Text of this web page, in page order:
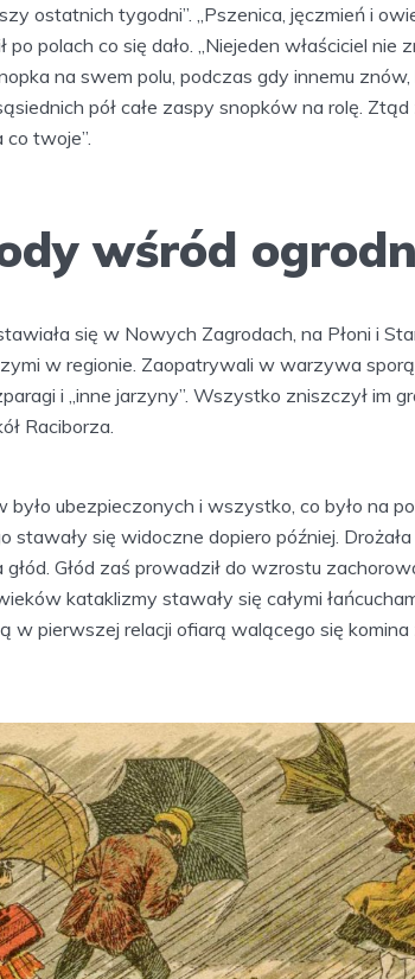
ostatnich tygodni”. „Pszenica, jęczmień i
po polach co się dało. „Niejeden właściciel nie
na swem polu, podczas gdy innemu
pół całe zaspy snopków na rolę.
twoje”.
wśród
się w Nowych Zagrodach, na Płoni i
w regionie. Zaopatrywali w warzywa
i „inne jarzyny”. Wszystko zniszczył im
Raciborza.
było ubezpieczonych i wszystko, co było na
stawały się widoczne dopiero później.
Głód zaś prowadził do wzrostu
kataklizmy stawały się całymi
w pierwszej relacji ofiarą walącego się komina